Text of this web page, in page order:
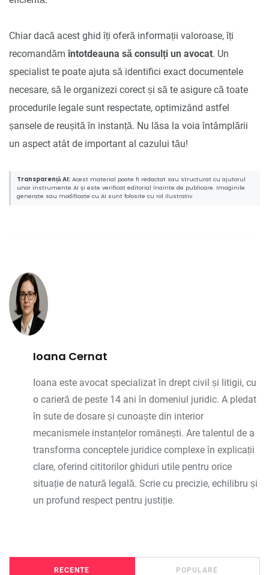
Chiar dacă acest ghid îți oferă informații valoroase, îți
recomandămîntotdeauna să consulți un avocat. Un
specialist te poate ajuta să identifici exact documentele
necesare, să le organizezi corect și să te asigure că toate
procedurile legale sunt respectate, optimizând astfel
șansele de reușită în instanță. Nu lăsa la voia întâmplării
un aspect atât de important al cazului tău!
Transparență AI: Acest material poate fi redactat sau structurat cu ajutorul
unor instrumente AI și este verificat editorial înainte de publicare. Imaginile
generate sau modificate cu AI sunt folosite cu rol ilustrativ.
Ioana Cernat
Ioana este avocat specializat în drept civil și litigii, cu
o carieră de peste 14 ani în domeniul juridic. A pledat
în sute de dosare și cunoaște din interior
mecanismele instanțelor românești. Are talentul de a
transforma conceptele juridice complexe în explicații
clare, oferind cititorilor ghiduri utile pentru orice
situație de natură legală. Scrie cu precizie, echilibru și
un profund respect pentru justiție.
RECENTE POPULARE